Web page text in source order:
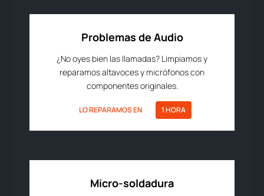
Problemas de Audio
¿No oyes bien las llamadas? Limpiamos y
reparamos altavoces y micrófonos con
componentes originales.
LO REPARAMOS EN 1 HORA
Micro-soldadura